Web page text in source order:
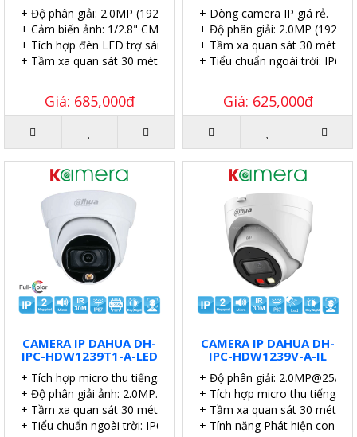
+ Độ phân giải: 2.0MP (1920 × 1080)@25/30 fps)
+ Cảm biến ảnh: 1/2.8" CMOS.
+ Tích hợp đèn LED trợ sáng 15m.
+ Tầm xa quan sát 30 mét.
Giá: 685,000đ
+ Dòng camera IP giá rẻ.
+ Độ phân giải: 2.0MP (1920
+ Tầm xa quan sát 30 mét.
+ Tiểu chuẩn ngoài trời: IP67.
Giá: 625,000đ
CAMERA IP DAHUA DH-
IPC-HDW1239T1-A-LED
+ Tích hợp micro thu tiếng.
+ Độ phân giải ảnh: 2.0MP.
+ Tầm xa quan sát 30 mét.
+ Tiểu chuẩn ngoài trời: IP67.
CAMERA IP DAHUA DH-
IPC-HDW1239V-A-IL
+ Độ phân giải: 2.0MP@25/30
+ Tích hợp micro thu tiếng.
+ Tầm xa quan sát 30 mét.
+ Tính năng Phát hiện con